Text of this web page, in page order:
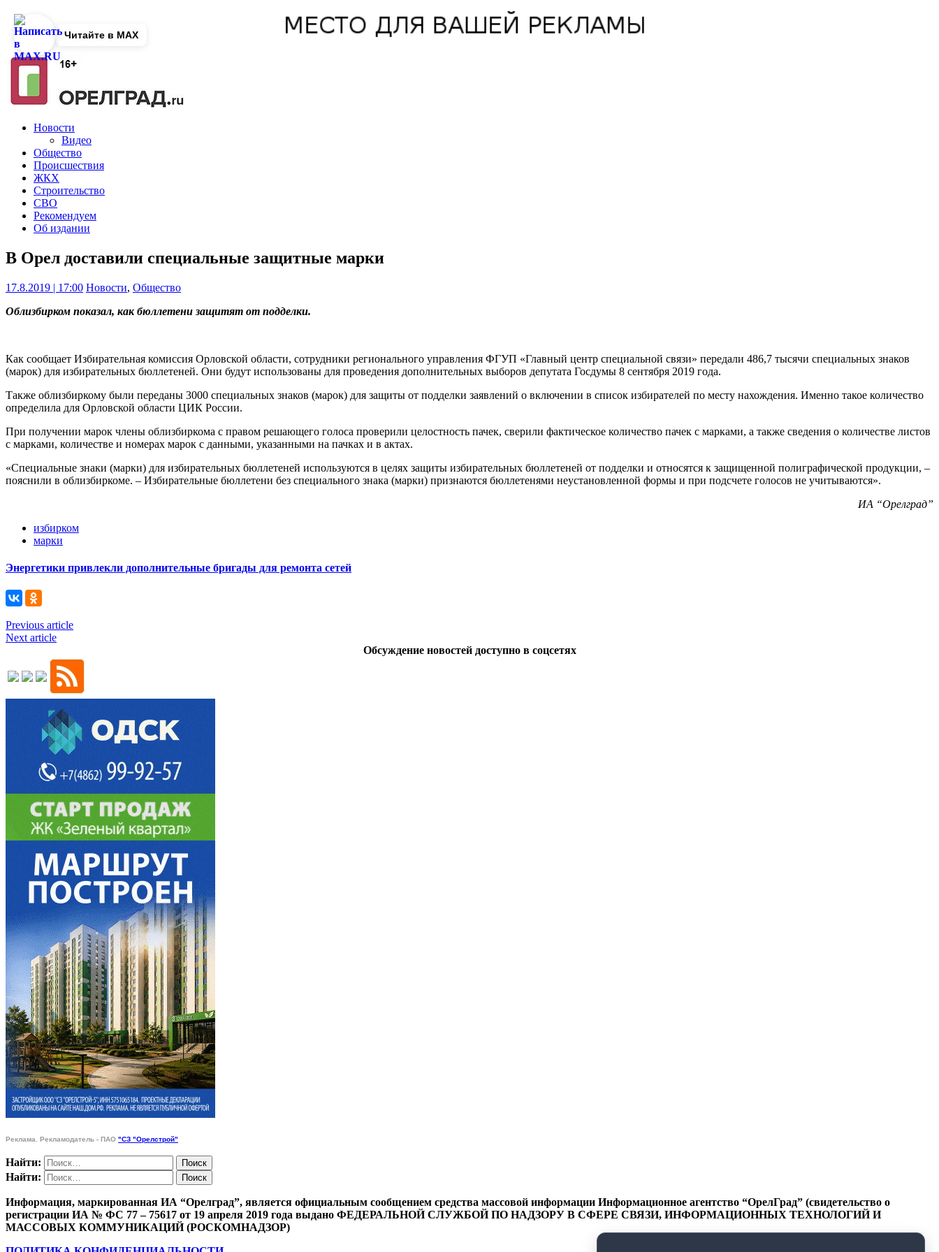
Новости
Видео
Общество
Происшествия
ЖКХ
Строительство
СВО
Рекомендуем
Об издании
В Орел доставили специальные защитные марки
17.8.2019 | 17:00 Новости, Общество
Облизбирком показал, как бюллетени защитят от подделки.
Как сообщает Избирательная комиссия Орловской области, сотрудники регионального управления ФГУП «Главный центр специальной связи» передали 486,7 тысячи специальных знаков
(марок) для избирательных бюллетеней. Они будут использованы для проведения дополнительных выборов депутата Госдумы 8 сентября 2019 года.
Также облизбиркому были переданы 3000 специальных знаков (марок) для защиты от подделки заявлений о включении в список избирателей по месту нахождения. Именно такое количество
определила для Орловской области ЦИК России.
При получении марок члены облизбиркома с правом решающего голоса проверили целостность пачек, сверили фактическое количество пачек с марками, а также сведения о количестве листов
с марками, количестве и номерах марок с данными, указанными на пачках и в актах.
«Специальные знаки (марки) для избирательных бюллетеней используются в целях защиты избирательных бюллетеней от подделки и относятся к защищенной полиграфической продукции, –
пояснили в облизбиркоме. – Избирательные бюллетени без специального знака (марки) признаются бюллетенями неустановленной формы и при подсчете голосов не учитываются».
ИА “Орелград”
избирком
марки
Энергетики привлекли дополнительные бригады для ремонта сетей
Previous article
Next article
Обсуждение новостей доступно в соцсетях
Реклама. Рекламодатель - ПАО "СЗ "Орелстрой"
Найти:
Найти:
Информация, маркированная ИА “Орелград”, является официальным сообщением средства массовой информации Информационное агентство “ОрелГрад” (свидетельство о
регистрации ИА № ФС 77 – 75617 от 19 апреля 2019 года выдано ФЕДЕРАЛЬНОЙ СЛУЖБОЙ ПО НАДЗОРУ В СФЕРЕ СВЯЗИ, ИНФОРМАЦИОННЫХ ТЕХНОЛОГИЙ И
МАССОВЫХ КОММУНИКАЦИЙ (РОСКОМНАДЗОР)
Читайте в MAX